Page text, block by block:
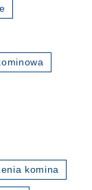
komina